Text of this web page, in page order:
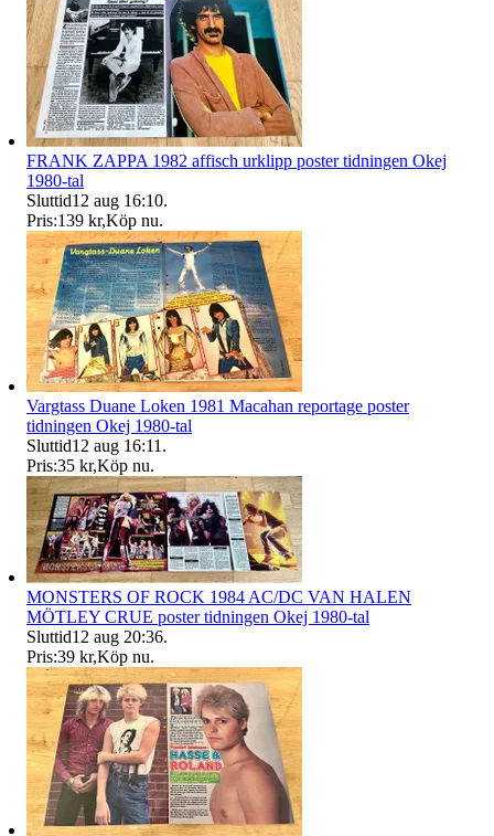
FRANK ZAPPA 1982 affisch urklipp poster tidningen Okej
1980-tal
Sluttid12 aug 16:10.
Pris:139 kr,Köp nu.
Vargtass Duane Loken 1981 Macahan reportage poster
tidningen Okej 1980-tal
Sluttid12 aug 16:11 .
Pris:35 kr,Köp nu.
MONSTERS OF ROCK 1984 AC/DC VAN HALEN
MÖTLEY CRUE poster tidningen Okej 1980-tal
Sluttid12 aug 20:36.
Pris:39 kr,Köp nu.